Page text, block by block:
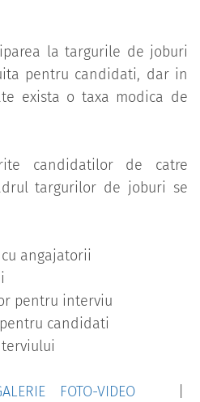
la targurile de joburi
pentru candidati, dar in
exista o taxa modica de
candidatilor de catre
targurilor de joburi se
angajatorii
pentru interviu
candidati
FOTO-VIDEO|